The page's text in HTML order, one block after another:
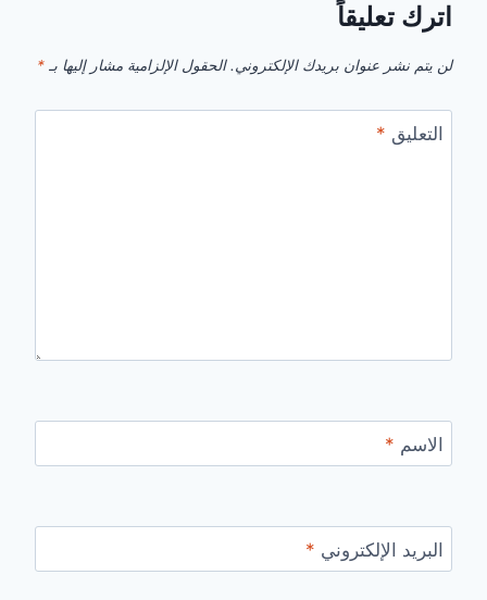
اترك تعليقاً
لن يتم نشر عنوان بريدك الإلكتروني. الحقول الإلزامية مشار إليها بـ *
التعليق *
الاسم *
البريد الإلكتروني *